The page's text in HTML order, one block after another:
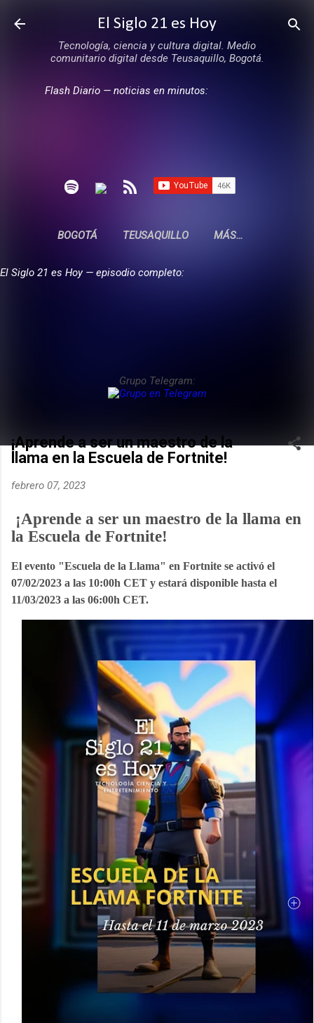
Ir al contenido principal
El Siglo 21 es Hoy
Tecnología, ciencia y cultura digital. Medio
comunitario digital desde Teusaquillo, Bogotá.
Flash Diario — noticias en minutos:
BOGOTÁ TEUSAQUILLO MÁS…
El Siglo 21 es Hoy — episodio completo:
Grupo Telegram:
¡Aprende a ser un maestro de la
llama en la Escuela de Fortnite!
febrero 07, 2023
¡Aprende a ser un maestro de la llama en
la Escuela de Fortnite!
El evento "Escuela de la Llama" en Fortnite se activó el
07/02/2023 a las 10:00h CET y estará disponible hasta el
11/03/2023 a las 06:00h CET.